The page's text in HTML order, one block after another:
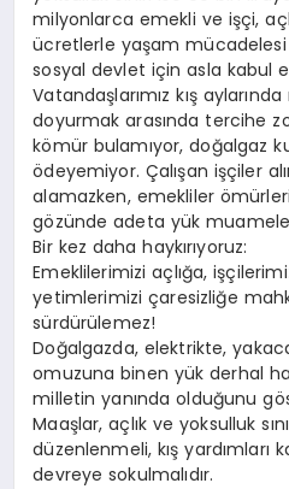
milyonlarca emekli ve işçi,
ücretlerle yaşam
sosyal devlet için asla kabul
Vatandaşlarımız kış aylarında
doyurmak arasında tercihe
kömür bulamıyor, doğalgaz
ödeyemiyor. Çalışan işçiler
alamazken, emekliler
gözünde adeta yük
Bir kez daha haykırıyoruz:
Emeklilerimizi açlığa,
yetimlerimizi çaresizliğe
sürdürülemez!
Doğalgazda, elektrikte,
omuzuna binen yük derhal
milletin yanında olduğunu
Maaşlar, açlık ve yoksulluk
düzenlenmeli, kış yardımları
devreye sokulmalıdır.